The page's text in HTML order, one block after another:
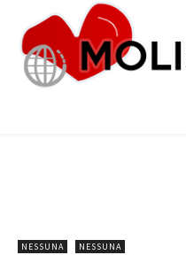
NESSUNA NESSUNA